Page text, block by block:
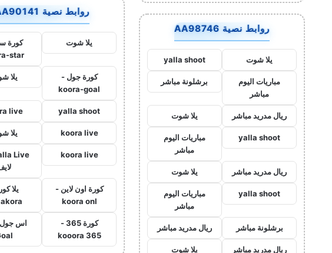
روابط نصية AA98746
يلا شوت yalla shoot
مباريات اليوم
مباشر
برشلونة مباشر
ريال مدريد مباشر يلا شوت
yalla shoot
مباريات اليوم
مباشر
ريال مدريد مباشر يلا شوت
yalla shoot
مباريات اليوم
مباشر
برشلونة مباشر ريال مدريد مباشر
ريال مدريد مباشر يلا شوت
روابط نصية AA90141
يلا شوت
كورة
star
كورة جول -
koora-goal
يلا
yalla shoot
live
koora live يلا
koora live
كورة اون لاين -
koora onl
يلا
كورة 365 -
kooora 365